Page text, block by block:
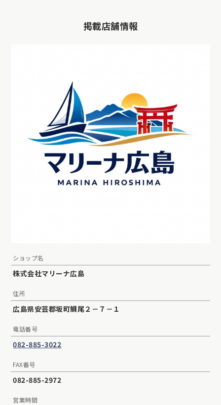
掲載店舗情報
ショップ名
株式会社マリーナ広島
住所
広島県安芸郡坂町鯛尾２－７－１
電話番号
082-885-3022
FAX番号
082-885-2972
営業時間